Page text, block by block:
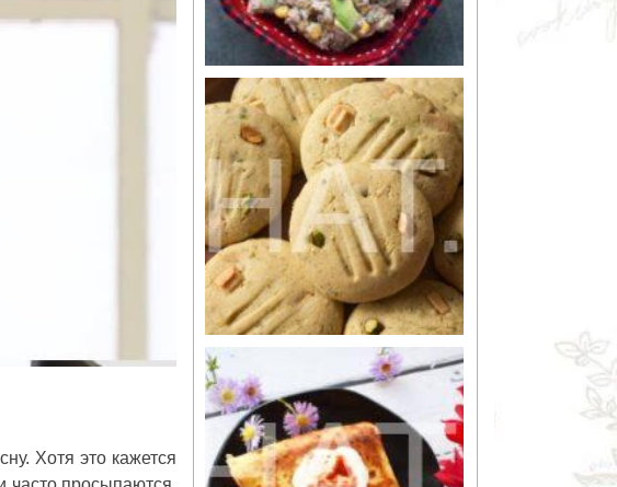
Хотя это кажется